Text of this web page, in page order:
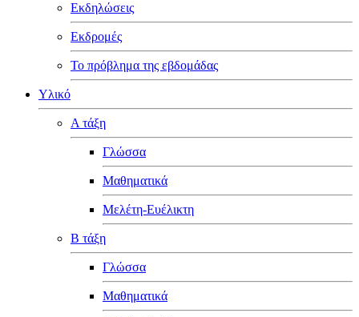
Εκδηλώσεις
Εκδρομές
Το πρόβλημα της εβδομάδας
Υλικό
Α τάξη
Γλώσσα
Μαθηματικά
Μελέτη-Ευέλικτη
Β τάξη
Γλώσσα
Μαθηματικά